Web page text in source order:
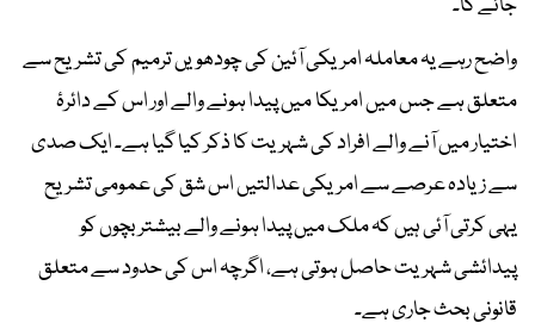
جائے گا۔
واضح رہے یہ معاملہ امریکی آئین کی چودھویں ترمیم کی تشریح سے
متعلق ہے جس میں امریکا میں پیدا ہونے والے اور اس کے دائرۂ
اختیار میں آنے والے افراد کی شہریت کا ذکر کیا گیا ہے۔ ایک صدی
سے زیادہ عرصے سے امریکی عدالتیں اس شق کی عمومی تشریح
یہی کرتی آئی ہیں کہ ملک میں پیدا ہونے والے بیشتر بچوں کو
پیدائشی شہریت حاصل ہوتی ہے، اگرچہ اس کی حدود سے متعلق
قانونی بحث جاری ہے۔